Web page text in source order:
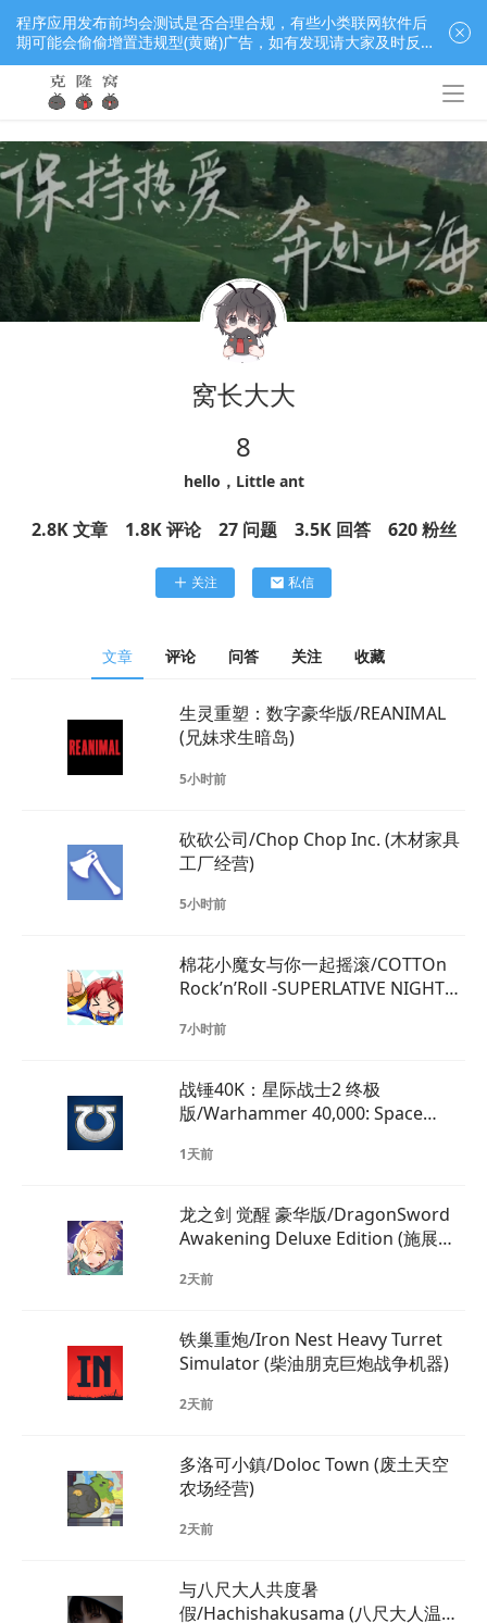
窝长大大
8
hello，Little ant
2.8K 文章 1.8K 评论 27 问题 3.5K 回答 620 粉丝
关注 私信
文章 评论 问答 关注 收藏
生灵重塑：数字豪华版/REANIMAL
(兄妹求生暗岛)
5小时前
砍砍公司/Chop Chop Inc. (木材家具
工厂经营)
5小时前
棉花小魔女与你一起摇滚/COTTOn
Rock’n’Roll -SUPERLATIVE NIGHT
7小时前
战锤40K：星际战士2 终极
版/Warhammer 40,000: Space
1天前
龙之剑 觉醒 豪华版/DragonSword
Awakening Deluxe Edition (施展华
2天前
铁巢重炮/Iron Nest Heavy Turret
Simulator (柴油朋克巨炮战争机器)
2天前
多洛可小鎮/Doloc Town (废土天空
农场经营)
2天前
与八尺大人共度暑
假/Hachishakusama (八尺大人温情
程序应用发布前均会测试是否合理合规，有些小类联网软件后
期可能会偷偷增置违规型(黄赌)广告，如有发现请大家及时反
馈窝长进行处理，共同监督维护良好的程序应用下载社区！